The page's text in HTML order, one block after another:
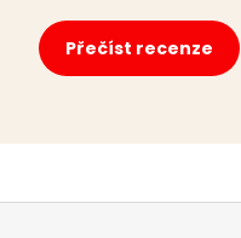
Přečíst recenze
Z